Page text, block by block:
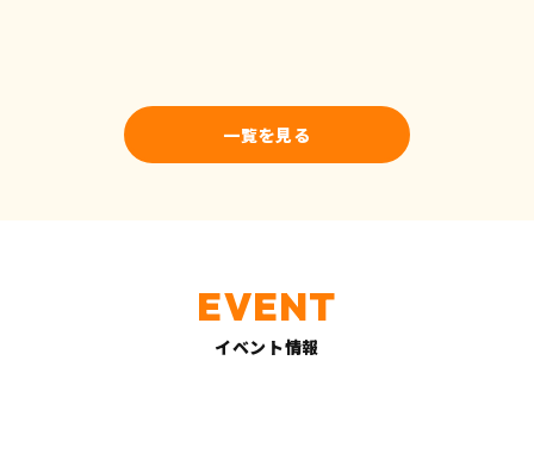
一覧を見る
イベント情報